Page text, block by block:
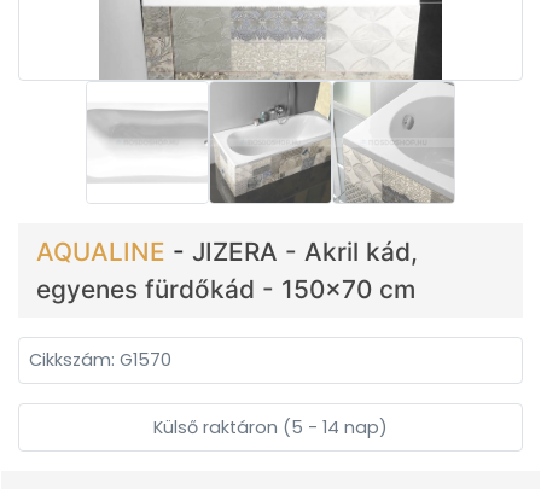
AQUALINE - JIZERA - Akril kád,
egyenes fürdőkád - 150x70 cm
Cikkszám: G1570
Külső raktáron (5 - 14 nap)